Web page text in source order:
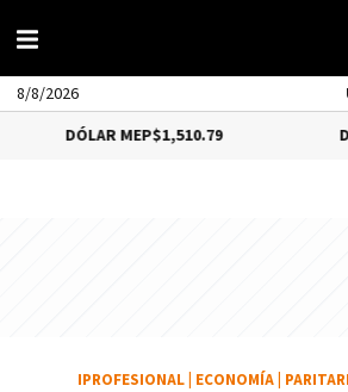
8/8/2026
MEP$1,510.79 DÓLAR CCL
IPROFESIONAL ECONOMÍA